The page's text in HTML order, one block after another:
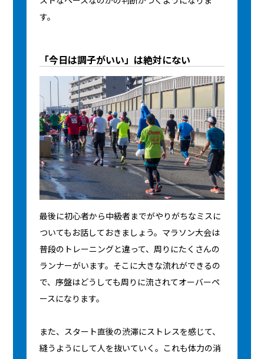
す。
「今日は調子がいい」は絶対にない
最後に初心者から中級者までがやりがちなミスに
ついてもお話しておきましょう。マラソン大会は
普段のトレーニングと違って、周りにたくさんの
ランナーがいます。そこに大きな流れができるの
で、序盤はどうしても周りに流されてオーバーペ
ースになります。
また、スタート直後の渋滞にストレスを感じて、
縫うようにして人を抜いていく。これも体力の消